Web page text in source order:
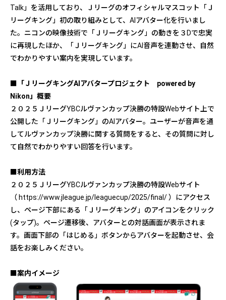
Talk」を活用しており、Ｊリーグのオフィシャルマスコット「Ｊ
リーグキング」初の取り組みとして、AIアバター化を行いまし
た。ニコンの映像技術で「Ｊリーグキング」の動きを３Dで忠実
に再現したほか、「Ｊリーグキング」にAI音声を連動させ、自然
でわかりやすい案内を実現しています。
■「ＪリーグキングAIアバタープロジェクト powered by
Nikon」概要
２０２５ＪリーグYBCルヴァンカップ決勝の特設Webサイト上で
公開した「Ｊリーグキング」のAIアバター。ユーザーが音声を通
してルヴァンカップ決勝に関する質問をすると、その質問に対し
て自然でわかりやすい回答を行います。
■利用方法
２０２５ＪリーグYBCルヴァンカップ決勝の特設Webサイト
（ https://www.jleague.jp/leaguecup/2025/final/ ）にアクセス
し、ページ下部にある「Ｊリーグキング」のアイコンをクリック
(タップ)。ページ遷移後、アバターとの対話画面が表示されま
す。画面下部の「はじめる」ボタンからアバターを起動させ、会
話をお楽しみください。
■案内イメージ